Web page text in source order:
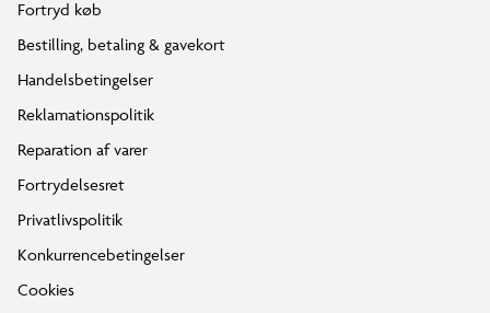
Fortryd køb
Bestilling, betaling & gavekort
Handelsbetingelser
Reklamationspolitik
Reparation af varer
Fortrydelsesret
Privatlivspolitik
Konkurrencebetingelser
Cookies